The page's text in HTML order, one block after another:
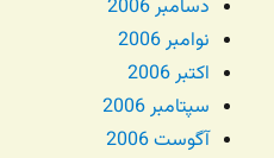
دسامبر 2006
نوامبر 2006
اکتبر 2006
سپتامبر 2006
آگوست 2006